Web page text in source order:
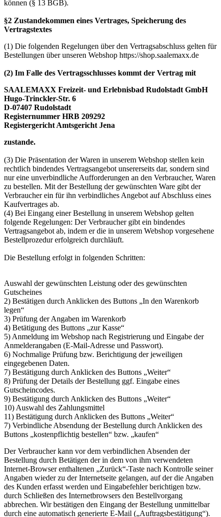
können (§ 13 BGB).
§2 Zustandekommen eines Vertrages, Speicherung des
Vertragstextes
(1) Die folgenden Regelungen über den Vertragsabschluss gelten für
Bestellungen über unseren Webshop https://shop.saalemaxx.de
(2) Im Falle des Vertragsschlusses kommt der Vertrag mit
SAALEMAXX Freizeit- und Erlebnisbad Rudolstadt GmbH
Hugo-Trinckler-Str. 6
D-07407 Rudolstadt
Registernummer HRB 209292
Registergericht Amtsgericht Jena
zustande.
(3) Die Präsentation der Waren in unserem Webshop stellen kein
rechtlich bindendes Vertragsangebot unsererseits dar, sondern sind
nur eine unverbindliche Aufforderungen an den Verbraucher, Waren
zu bestellen. Mit der Bestellung der gewünschten Ware gibt der
Verbraucher ein für ihn verbindliches Angebot auf Abschluss eines
Kaufvertrages ab.
(4) Bei Eingang einer Bestellung in unserem Webshop gelten
folgende Regelungen: Der Verbraucher gibt ein bindendes
Vertragsangebot ab, indem er die in unserem Webshop vorgesehene
Bestellprozedur erfolgreich durchläuft.
Die Bestellung erfolgt in folgenden Schritten:
Auswahl der gewünschten Leistung oder des gewünschten
Gutscheines
2) Bestätigen durch Anklicken des Buttons „In den Warenkorb
legen“
3) Prüfung der Angaben im Warenkorb
4) Betätigung des Buttons „zur Kasse“
5) Anmeldung im Webshop nach Registrierung und Eingabe der
Anmelderangaben (E-Mail-Adresse und Passwort).
6) Nochmalige Prüfung bzw. Berichtigung der jeweiligen
eingegebenen Daten.
7) Bestätigung durch Anklicken des Buttons „Weiter“
8) Prüfung der Details der Bestellung ggf. Eingabe eines
Gutscheincodes.
9) Bestätigung durch Anklicken des Buttons „Weiter“
10) Auswahl des Zahlungsmittel
11) Bestätigung durch Anklicken des Buttons „Weiter“
7) Verbindliche Absendung der Bestellung durch Anklicken des
Buttons „kostenpflichtig bestellen“ bzw. „kaufen“
Der Verbraucher kann vor dem verbindlichen Absenden der
Bestellung durch Betätigen der in dem von ihm verwendeten
Internet-Browser enthaltenen „Zurück“-Taste nach Kontrolle seiner
Angaben wieder zu der Internetseite gelangen, auf der die Angaben
des Kunden erfasst werden und Eingabefehler berichtigen bzw.
durch Schließen des Internetbrowsers den Bestellvorgang
abbrechen. Wir bestätigen den Eingang der Bestellung unmittelbar
durch eine automatisch generierte E-Mail („Auftragsbestätigung“).